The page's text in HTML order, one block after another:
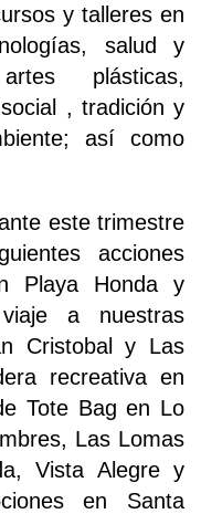
y talleres en
salud y
plásticas,
, tradición y
así como
este trimestre
acciones
Playa Honda y
a nuestras
Cristobal y Las
recreativa en
Tote Bag en Lo
Las Lomas
Vista Alegre y
en Santa